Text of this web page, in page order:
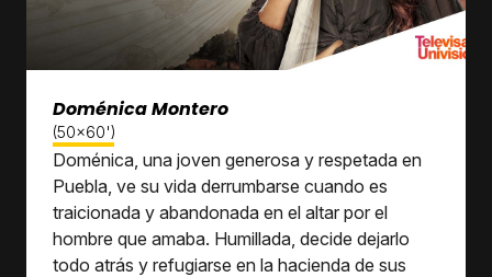
Doménica Montero
(50x60')
Doménica, una joven generosa y respetada en
Puebla, ve su vida derrumbarse cuando es
traicionada y abandonada en el altar por el
hombre que amaba. Humillada, decide dejarlo
todo atrás y refugiarse en la hacienda de sus